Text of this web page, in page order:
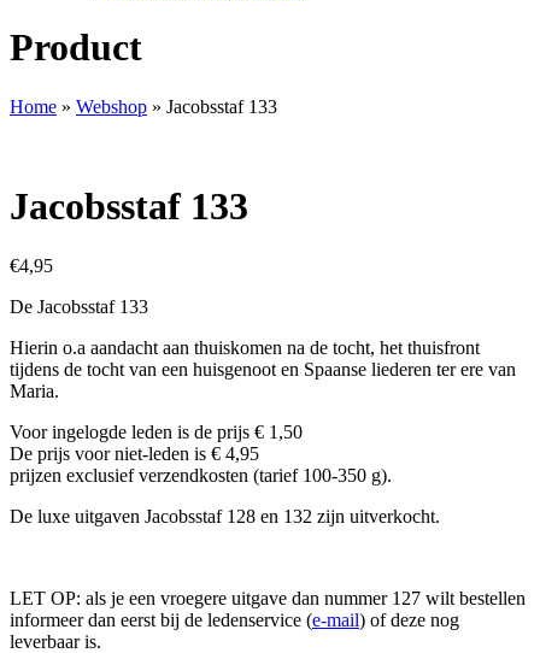
Product
Home » Webshop » Jacobsstaf 133
Jacobsstaf 133
€4,95
De Jacobsstaf 133
Hierin o.a aandacht aan thuiskomen na de tocht, het thuisfront
tijdens de tocht van een huisgenoot en Spaanse liederen ter ere van
Maria.
Voor ingelogde leden is de prijs € 1,50
De prijs voor niet-leden is € 4,95
prijzen exclusief verzendkosten (tarief 100-350 g).
De luxe uitgaven Jacobsstaf 128 en 132 zijn uitverkocht.
LET OP: als je een vroegere uitgave dan nummer 127 wilt bestellen
informeer dan eerst bij de ledenservice (e-mail) of deze nog
leverbaar is.